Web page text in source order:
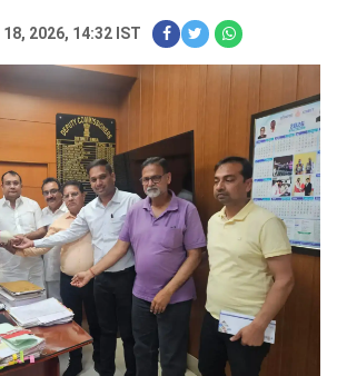
18, 2026, 14:32 IST